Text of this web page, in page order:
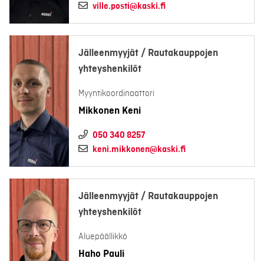
ville.posti@kaski.fi
Jälleenmyyjät / Rautakauppojen
yhteyshenkilöt
Myyntikoordinaattori
Mikkonen Keni
050 340 8257
keni.mikkonen@kaski.fi
Jälleenmyyjät / Rautakauppojen
yhteyshenkilöt
Aluepäällikkö
Haho Pauli